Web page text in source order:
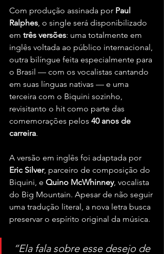
Com produção assinada por Paul
Ralphes , o single será disponibilizado
em três versões: uma totalmente em
inglês voltada ao público internacional,
outra bilíngue feita especialmente para
o Brasil — com os vocalistas cantando
em suas línguas nativas — e uma
terceira com o Biquini sozinho,
revisitanto o hit como parte das
comemorações pelos 40 anos de
carreira.
A versão em inglês foi adaptada por
Eric Silver, parceiro de composição do
Biquini, e Quino McWhinney, vocalista
do Big Mountain. Apesar de não seguir
uma tradução literal, a nova letra busca
preservar o espírito original da música.